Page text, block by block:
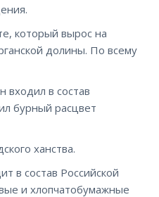
который вырос на
долины. По всему
входил в состав
бурный расцвет
ханства.
в состав Российской
и хлопчатобумажные